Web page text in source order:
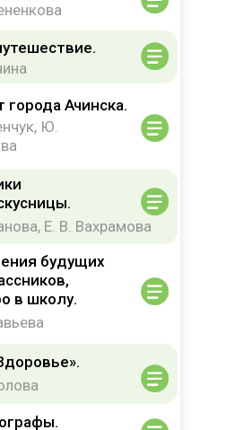
Ю.
Е. В. Вахрамова
города Ачинска.
будущих
в школу.